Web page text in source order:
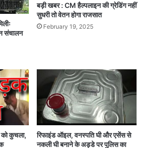
संचालन
बड़ी खबर : CM हैल्पलाइन की ग्रेडिंग नहीं
सुधरी तो वेतन होगा राजसात
February 19, 2025
कुचला,
रिफाइंड ऑइल, वनस्पति घी और एसेंस से
नकली घी बनाने के अड्डे पर पुलिस का